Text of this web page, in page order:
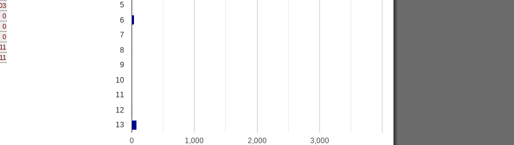
0
0
0
0 1,000 2,000 3,000
5
6
7
8
9
10
11
12
13